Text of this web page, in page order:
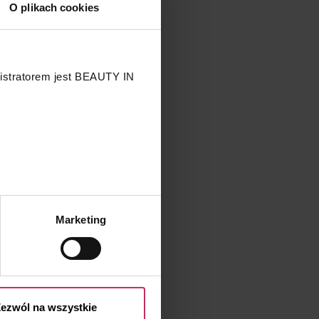
O plikach cookies
jest BEAUTY IN
Ci prawach
Marketing
na wszystkie